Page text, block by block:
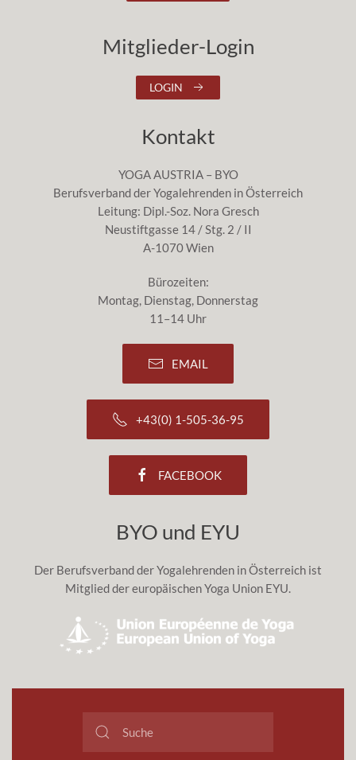
Mitglieder-Login
LOGIN
Kontakt
YOGA AUSTRIA – BYO
Berufsverband der Yogalehrenden in Österreich
Leitung: Dipl.-Soz. Nora Gresch
Neustiftgasse 14 / Stg. 2 / II
A-1070 Wien
Bürozeiten:
Montag, Dienstag, Donnerstag
11–14 Uhr
EMAIL
+43(0) 1-505-36-95
FACEBOOK
BYO und EYU
Der Berufsverband der Yogalehrenden in Österreich ist
Mitglied der europäischen Yoga Union EYU.